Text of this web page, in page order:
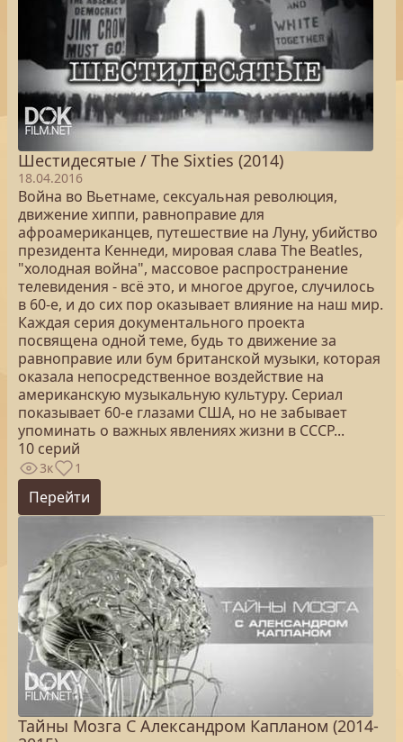
Шестидесятые / The Sixties (2014)
18.04.2016
Война во Вьетнаме, сексуальная революция,
движение хиппи, равноправие для
афроамериканцев, путешествие на Луну, убийство
президента Кеннеди, мировая слава The Beatles,
"холодная война", массовое распространение
телевидения - всё это, и многое другое, случилось
в 60-е, и до сих пор оказывает влияние на наш мир.
Каждая серия документального проекта
посвящена одной теме, будь то движение за
равноправие или бум британской музыки, которая
оказала непосредственное воздействие на
американскую музыкальную культуру. Сериал
показывает 60-е глазами США, но не забывает
упоминать о важных явлениях жизни в СССР...
10 серий
3к 1
Перейти
Тайны Мозга С Александром Капланом (2014-